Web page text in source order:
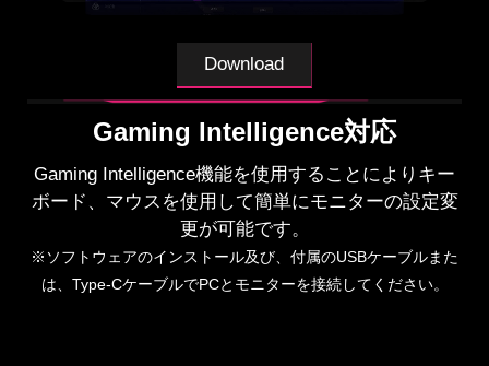
Download
Gaming Intelligence対応
Gaming Intelligence機能を使用することによりキー
ボード、マウスを使用して簡単にモニターの設定変
更が可能です。
※ソフトウェアのインストール及び、付属のUSBケーブルまた
は、Type-CケーブルでPCとモニターを接続してください。